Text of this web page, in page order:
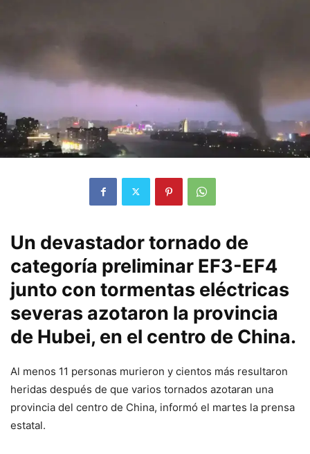
Un devastador tornado de
categoría preliminar EF3-EF4
junto con tormentas eléctricas
severas azotaron la provincia
de Hubei, en el centro de China.
Al menos 11 personas murieron y cientos más resultaron
heridas después de que varios tornados azotaran una
provincia del centro de China, informó el martes la prensa
estatal.